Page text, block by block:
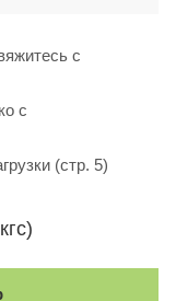
с
с
(стр. 5)